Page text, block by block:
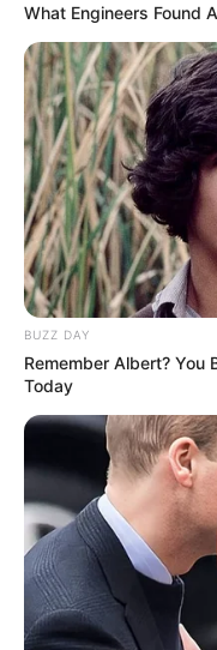
What Engineers Found
BUZZ DAY
Remember Albert? You
Today